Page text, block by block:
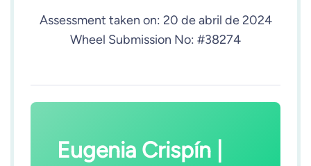
Assessment taken on: 20 de abril de 2024
Wheel Submission No: #38274
Eugenia Crispín |